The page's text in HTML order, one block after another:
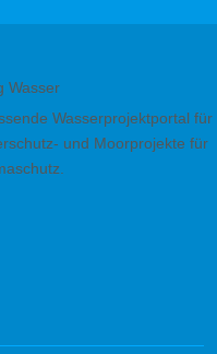
Wasserprojektportal für
und Moorprojekte für